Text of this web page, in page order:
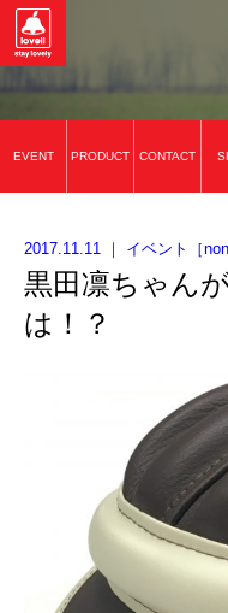
2017.11.11 ｜ イベント ［
黒田凛ちゃん
は！？
EVENT PRODUCT CONTACT